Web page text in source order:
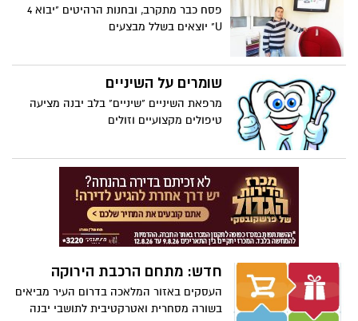
פסח כבר מתקרב, ובחנות הרהיטים "יבוא 4
U" יוצאים בשלל מבצעים
שומרים על השיניים
מרפאת השיניים "שיניים" בלב יבנה מציעה
טיפולים מקצועיים וזולים
חדש: מתחם הרכבת הירוקה
העסקים באזור המלאכה בדרום העיר מביאים
בשורה מסחרית ואטרקטיבית לתושבי יבנה